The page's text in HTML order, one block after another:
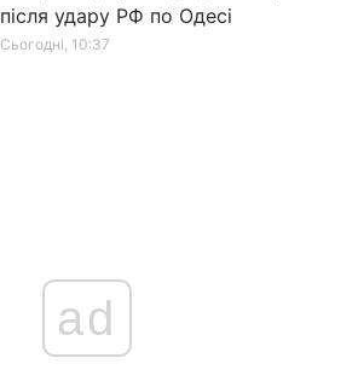
після удару РФ по Одесі
Сьогодні, 10:37
ad